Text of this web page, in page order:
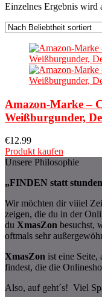
Einzelnes Ergebnis wird
Amazon-Marke –
Weißburgunder,
€12.99
Produkt kaufen
Unsere Philosophie
„FINDEN statt
Wir möchten dir viiiel
zeigen, die du in der
du XmasZon besuchst,
oftmals sehr
XmasZon ist eine Seite,
findest, die die
Also, auf geht´s! Viel